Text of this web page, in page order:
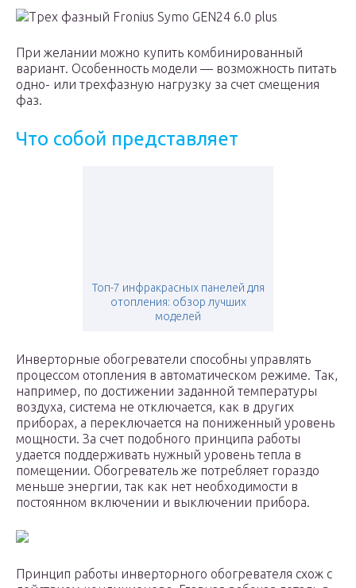
Трех фазный Fronius Symo GEN24 6.0 plus
При желании можно купить комбинированный
вариант. Особенность модели — возможность питать
одно- или трехфазную нагрузку за счет смещения
фаз.
Что собой представляет
Топ-7 инфракрасных панелей для
отопления: обзор лучших
моделей
Инверторные обогреватели способны управлять
процессом отопления в автоматическом режиме. Так,
например, по достижении заданной температуры
воздуха, система не отключается, как в других
приборах, а переключается на пониженный уровень
мощности. За счет подобного принципа работы
удается поддерживать нужный уровень тепла в
помещении. Обогреватель же потребляет гораздо
меньше энергии, так как нет необходимости в
постоянном включении и выключении прибора.
Принцип работы инверторного обогревателя схож с